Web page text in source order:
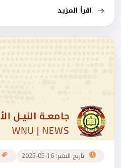
اقرأ المزيد
تاريخ النشر: 16-05-2025